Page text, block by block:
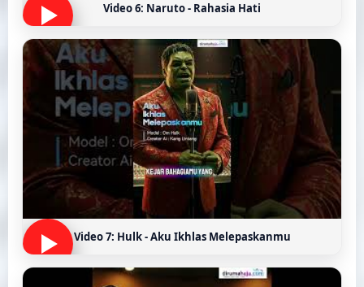
Video 6: Naruto - Rahasia Hati
Video 7: Hulk - Aku Ikhlas Melepaskanmu